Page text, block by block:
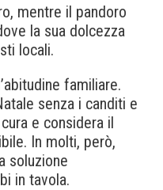
mentre il pandoro
la sua dolcezza
locali.
familiare.
senza i canditi e
e considera il
In molti, però,
soluzione
in tavola.